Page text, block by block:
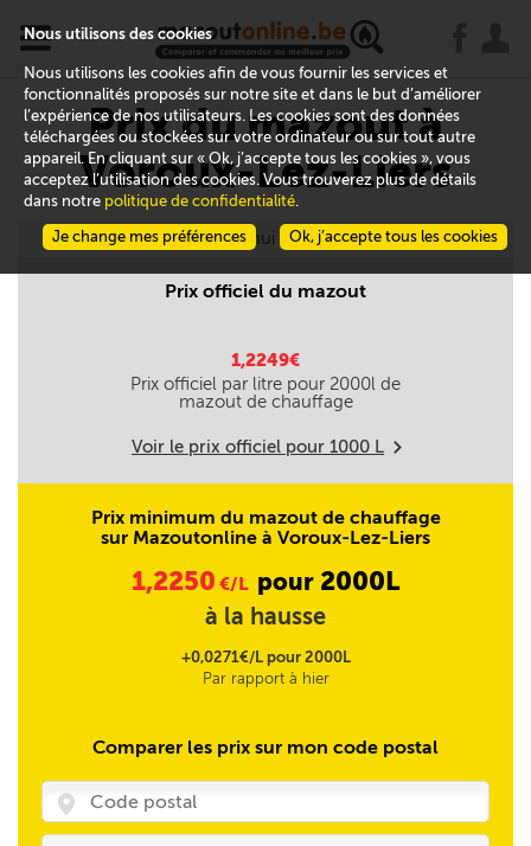
x
Prix du mazout à
Voroux-Lez-Liers
Aujourd'hui le 07/08
Prix officiel du mazout
1,2249€
Prix officiel par litre pour 2000l de
mazout de chauffage
Voir le prix officiel pour 1000 L m
Prix minimum du mazout de chauffage
sur Mazoutonline à Voroux-Lez-Liers
1,2250 €/L pour 2000L
à la hausse
+0,0271€/L pour 2000L
Par rapport à hier
Comparer les prix sur mon code postal
Nous utilisons des cookies
Nous utilisons les cookies afin de vous fournir les services et
fonctionnalités proposés sur notre site et dans le but d’améliorer
l’expérience de nos utilisateurs. Les cookies sont des données
téléchargées ou stockées sur votre ordinateur ou sur tout autre
appareil. En cliquant sur « Ok, j’accepte tous les cookies », vous
acceptez l’utilisation des cookies. Vous trouverez plus de détails
dans notre politique de confidentialité.
Ok, j’accepte tous les cookies
Je change mes préférences